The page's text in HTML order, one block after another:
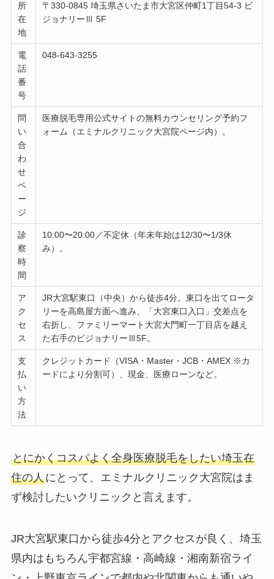
所
在
地
〒330-0845 埼玉県さいたま市大宮区仲町1丁目54-3 ビ
ジョナリーⅢ 5F
電
話
番
号
048-643-3255
問
い
合
わ
せ
ペ
ー
ジ
医療脱毛専用公式サイトの無料カウンセリング予約フ
ォーム（エミナルクリニック大宮院ページ内）。
診
察
時
間
10:00〜20:00／不定休（年末年始は12/30〜1/3休
み）。
ア
ク
セ
ス
JR大宮駅東口（中央）から徒歩4分。東口を出てロータ
リーを高島屋方面へ進み、「大宮東口入口」交差点を
右折し、ファミリーマート大宮大門町一丁目店を越え
た右手のビジョナリーⅢ5F。
支
払
い
方
法
クレジットカード（VISA・Master・JCB・AMEX ※カ
ードにより分割可）、現金、医療ローンなど。
とにかくコスパよく全身医療脱毛をしたい埼玉在
住の人にとって、エミナルクリニック大宮院はま
ず検討したいクリニックと言えます。
JR大宮駅東口から徒歩4分とアクセスが良く、埼玉
県内はもちろん宇都宮線・高崎線・湘南新宿ライ